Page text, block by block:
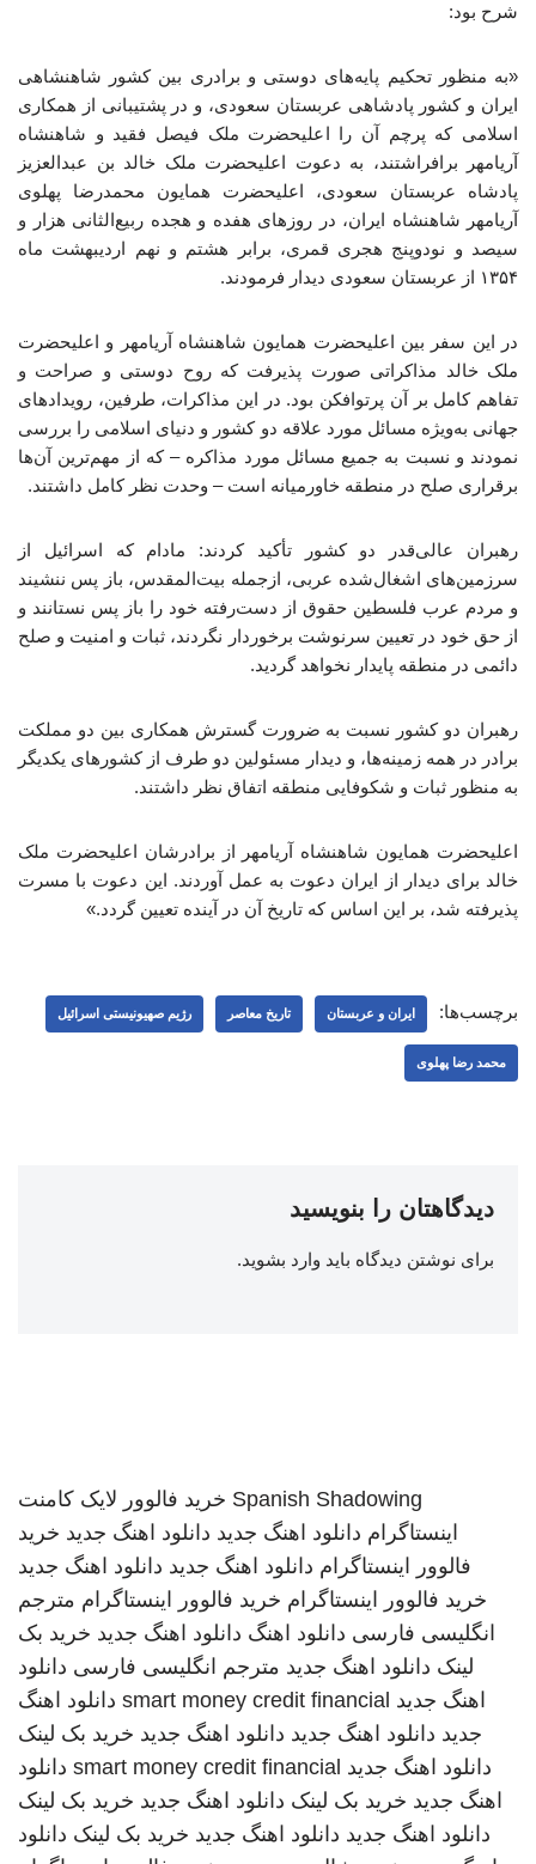
شرح بود:
«به منظور تحکیم پایه‌های دوستی و برادری بین کشور شاهنشاهی
ایران و کشور پادشاهی عربستان سعودی، و در پشتیبانی از همکاری
اسلامی که پرچم آن را اعلیحضرت ملک فیصل فقید و شاهنشاه
آریامهر برافراشتند، به دعوت اعلیحضرت ملک خالد بن عبدالعزیز
پادشاه عربستان سعودی، اعلیحضرت همایون محمدرضا پهلوی
آریامهر شاهنشاه ایران، در روزهای هفده و هجده ربیع‌الثانی هزار و
سیصد و نودوپنج هجری قمری، برابر هشتم و نهم اردیبهشت ماه
۱۳۵۴ از عربستان سعودی دیدار فرمودند.
در این سفر بین اعلیحضرت همایون شاهنشاه آریامهر و اعلیحضرت
ملک خالد مذاکراتی صورت پذیرفت که روح دوستی و صراحت و
تفاهم کامل بر آن پرتوافکن بود. در این مذاکرات، طرفین، رویدادهای
جهانی به‌ویژه مسائل مورد علاقه دو کشور و دنیای اسلامی را بررسی
نمودند و نسبت به جمیع مسائل مورد مذاکره – که از مهم‌ترین آن‌ها
برقراری صلح در منطقه خاورمیانه است – وحدت نظر کامل داشتند.
رهبران عالی‌قدر دو کشور تأکید کردند: مادام که اسرائیل از
سرزمین‌های اشغال‌شده عربی، ازجمله بیت‌المقدس، باز پس ننشیند
و مردم عرب فلسطین حقوق از دست‌رفته خود را باز پس نستانند و
از حق خود در تعیین سرنوشت برخوردار نگردند، ثبات و امنیت و صلح
دائمی در منطقه پایدار نخواهد گردید.
رهبران دو کشور نسبت به ضرورت گسترش همکاری بین دو مملکت
برادر در همه زمینه‌ها، و دیدار مسئولین دو طرف از کشورهای یکدیگر
به منظور ثبات و شکوفایی منطقه اتفاق نظر داشتند.
اعلیحضرت همایون شاهنشاه آریامهر از برادرشان اعلیحضرت ملک
خالد برای دیدار از ایران دعوت به عمل آوردند. این دعوت با مسرت
پذیرفته شد، بر این اساس که تاریخ آن در آینده تعیین گردد.»
برچسب‌ها: ایران و عربستان تاریخ معاصر رژیم صهیونیستی اسرائیل
محمد رضا پهلوی
دیدگاهتان را بنویسید
برای نوشتن دیدگاه باید وارد بشوید.
Spanish Shadowing خرید فالوور لایک کامنت
اینستاگرام دانلود اهنگ جدید دانلود اهنگ جدید خرید
فالوور اینستاگرام دانلود اهنگ جدید دانلود اهنگ جدید
خرید فالوور اینستاگرام خرید فالوور اینستاگرام مترجم
انگلیسی فارسی دانلود اهنگ دانلود اهنگ جدید خرید بک
لینک دانلود اهنگ جدید مترجم انگلیسی فارسی دانلود
اهنگ جدید smart money credit financial دانلود اهنگ
جدید دانلود اهنگ جدید دانلود اهنگ جدید خرید بک لینک
دانلود اهنگ جدید smart money credit financial دانلود
اهنگ جدید خرید بک لینک دانلود اهنگ جدید خرید بک لینک
دانلود اهنگ جدید دانلود اهنگ جدید خرید بک لینک دانلود